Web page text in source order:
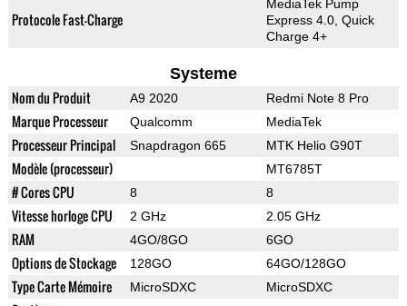
Protocole Fast-Charge
MediaTek Pump
Express 4.0, Quick
Charge 4+
Systeme
Nom du Produit A9 2020 Redmi Note 8 Pro
Marque Processeur Qualcomm MediaTek
Processeur Principal Snapdragon 665 MTK Helio G90T
Modèle (processeur) MT6785T
# Cores CPU 8 8
Vitesse horloge CPU 2 GHz 2.05 GHz
RAM 4GO/8GO 6GO
Options de Stockage 128GO 64GO/128GO
Type Carte Mémoire MicroSDXC MicroSDXC